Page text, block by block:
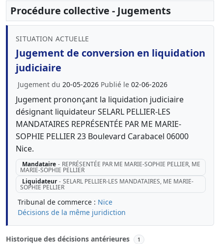
Procédure collective - Jugements
SITUATION ACTUELLE
Jugement de conversion en liquidation
judiciaire
Jugement du 20-05-2026 Publié le 02-06-2026
Jugement prononçant la liquidation judiciaire
désignant liquidateur SELARL PELLIER-LES
MANDATAIRES REPRÉSENTÉE PAR ME MARIE-
SOPHIE PELLIER 23 Boulevard Carabacel 06000
Nice.
Mandataire - REPRÉSENTÉE PAR ME MARIE-SOPHIE PELLIER, ME
MARIE-SOPHIE PELLIER
Liquidateur - SELARL PELLIER-LES MANDATAIRES, ME MARIE-
SOPHIE PELLIER
Tribunal de commerce : Nice
Décisions de la même juridiction
Historique des décisions antérieures 1